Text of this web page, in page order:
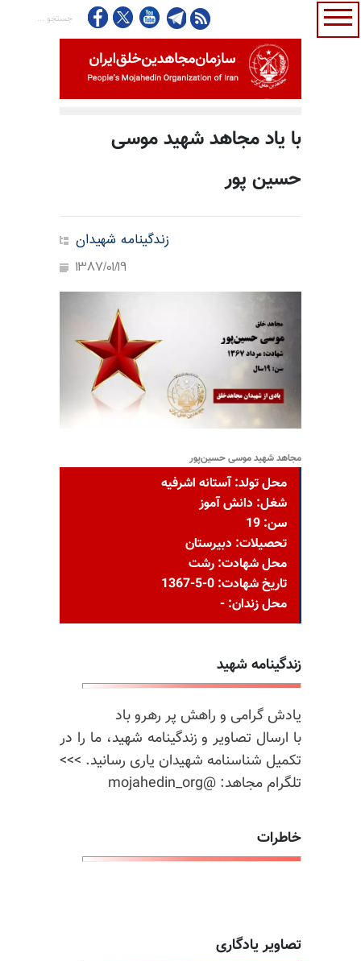
با یاد مجاهد شهید موسی
حسین پور
زندگینامه شهیدان
1387/01/19
مجاهد شهید موسی حسین‌پور
محل تولد: آستانه اشرفيه
شغل: دانش آموز
سن: 19
تحصیلات: دبیرستان
محل شهادت: رشت
تاریخ شهادت: 0-5-1367
محل زندان: -
زندگینامه شهید
یادش گرامی و راهش پر رهرو باد
با ارسال تصاویر و زندگینامه شهید، ما را در
تکمیل شناسنامه شهیدان یاری رسانید. >>>
تلگرام مجاهد: @mojahedin_org
خاطرات
تصاویر یادگاری